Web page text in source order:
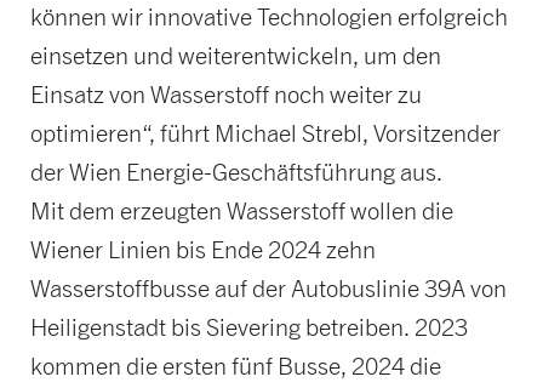
können wir innovative Technologien erfolgreich
einsetzen und weiterentwickeln, um den
Einsatz von Wasserstoff noch weiter zu
optimieren“, führt Michael Strebl, Vorsitzender
der Wien Energie-Geschäftsführung aus.
Mit dem erzeugten Wasserstoff wollen die
Wiener Linien bis Ende 2024 zehn
Wasserstoffbusse auf der Autobuslinie 39A von
Heiligenstadt bis Sievering betreiben. 2023
kommen die ersten fünf Busse, 2024 die